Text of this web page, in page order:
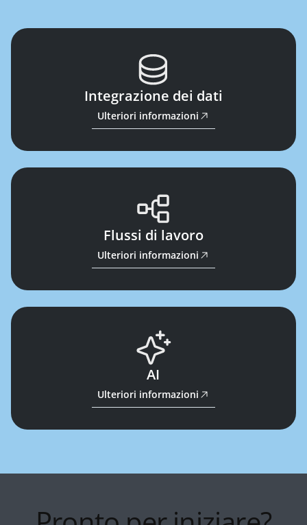
Integrazione dei dati
Ulteriori informazioni
Flussi di lavoro
Ulteriori informazioni
AI
Ulteriori informazioni